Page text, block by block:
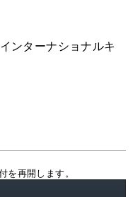
ンターナショナルキ
を再開します。